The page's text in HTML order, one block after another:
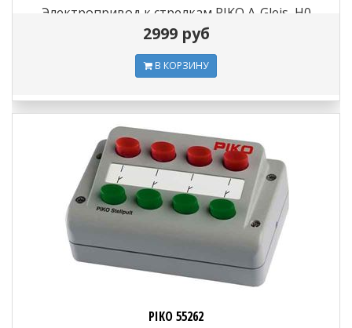
Электропривод к стрелкам PIKO A-Gleis, H0
2999 руб
В КОРЗИНУ
PIKO 55262